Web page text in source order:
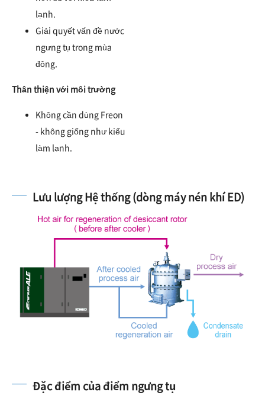
lạnh.
Giải quyết vấn đề nước
ngưng tụ trong mùa
đông.
Thân thiện với môi trường
Không cần dùng Freon
- không giống như kiểu
làm lạnh.
Lưu lượng Hệ thống (dòng máy nén khí ED)
Đặc điểm của điểm ngưng tụ